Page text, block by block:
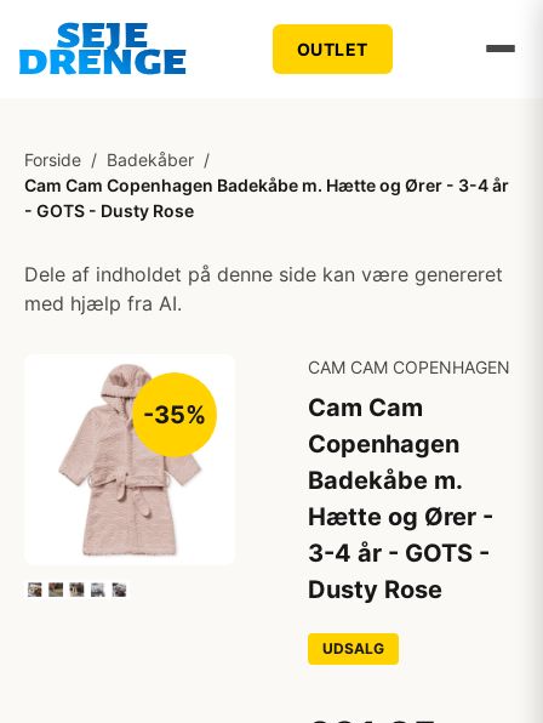
OUTLET
Forside / Badekåber /
Cam Cam Copenhagen Badekåbe m. Hætte og Ører - 3-4 år
- GOTS - Dusty Rose
Dele af indholdet på denne side kan være genereret
med hjælp fra AI.
-35%
CAM CAM COPENHAGEN
Cam Cam
Copenhagen
Badekåbe m.
Hætte og Ører -
3-4 år - GOTS -
Dusty Rose
UDSALG